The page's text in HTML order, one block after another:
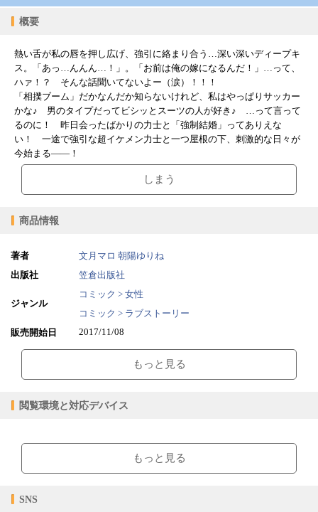
概要
熱い舌が私の唇を押し広げ、強引に絡まり合う…深い深いディープキ
ス。「あっ…んんん…！」。「お前は俺の嫁になるんだ！」…って、
ハァ！？ そんな話聞いてないよー（涙）！！！
「相撲ブーム」だかなんだか知らないけれど、私はやっぱりサッカー
かな♪ 男のタイプだってビシッとスーツの人が好き♪ …って言って
るのに！ 昨日会ったばかりの力士と「強制結婚」ってありえな
い！ 一途で強引な超イケメン力士と一つ屋根の下、刺激的な日々が
今始まる――！
しまう
商品情報
著者 文月マロ 朝陽ゆりね
出版社
笠倉出版社
ジャンル
コミック > 女性
コミック > ラブストーリー
販売開始日
2017/11/08
ファイルサイズ 13.11MB
もっと見る
閲覧環境と対応デバイス
ブラウザビューア・PC版ConTenDoビューア・モバイルビューア
【対応デバイス】
もっと見る
SNS